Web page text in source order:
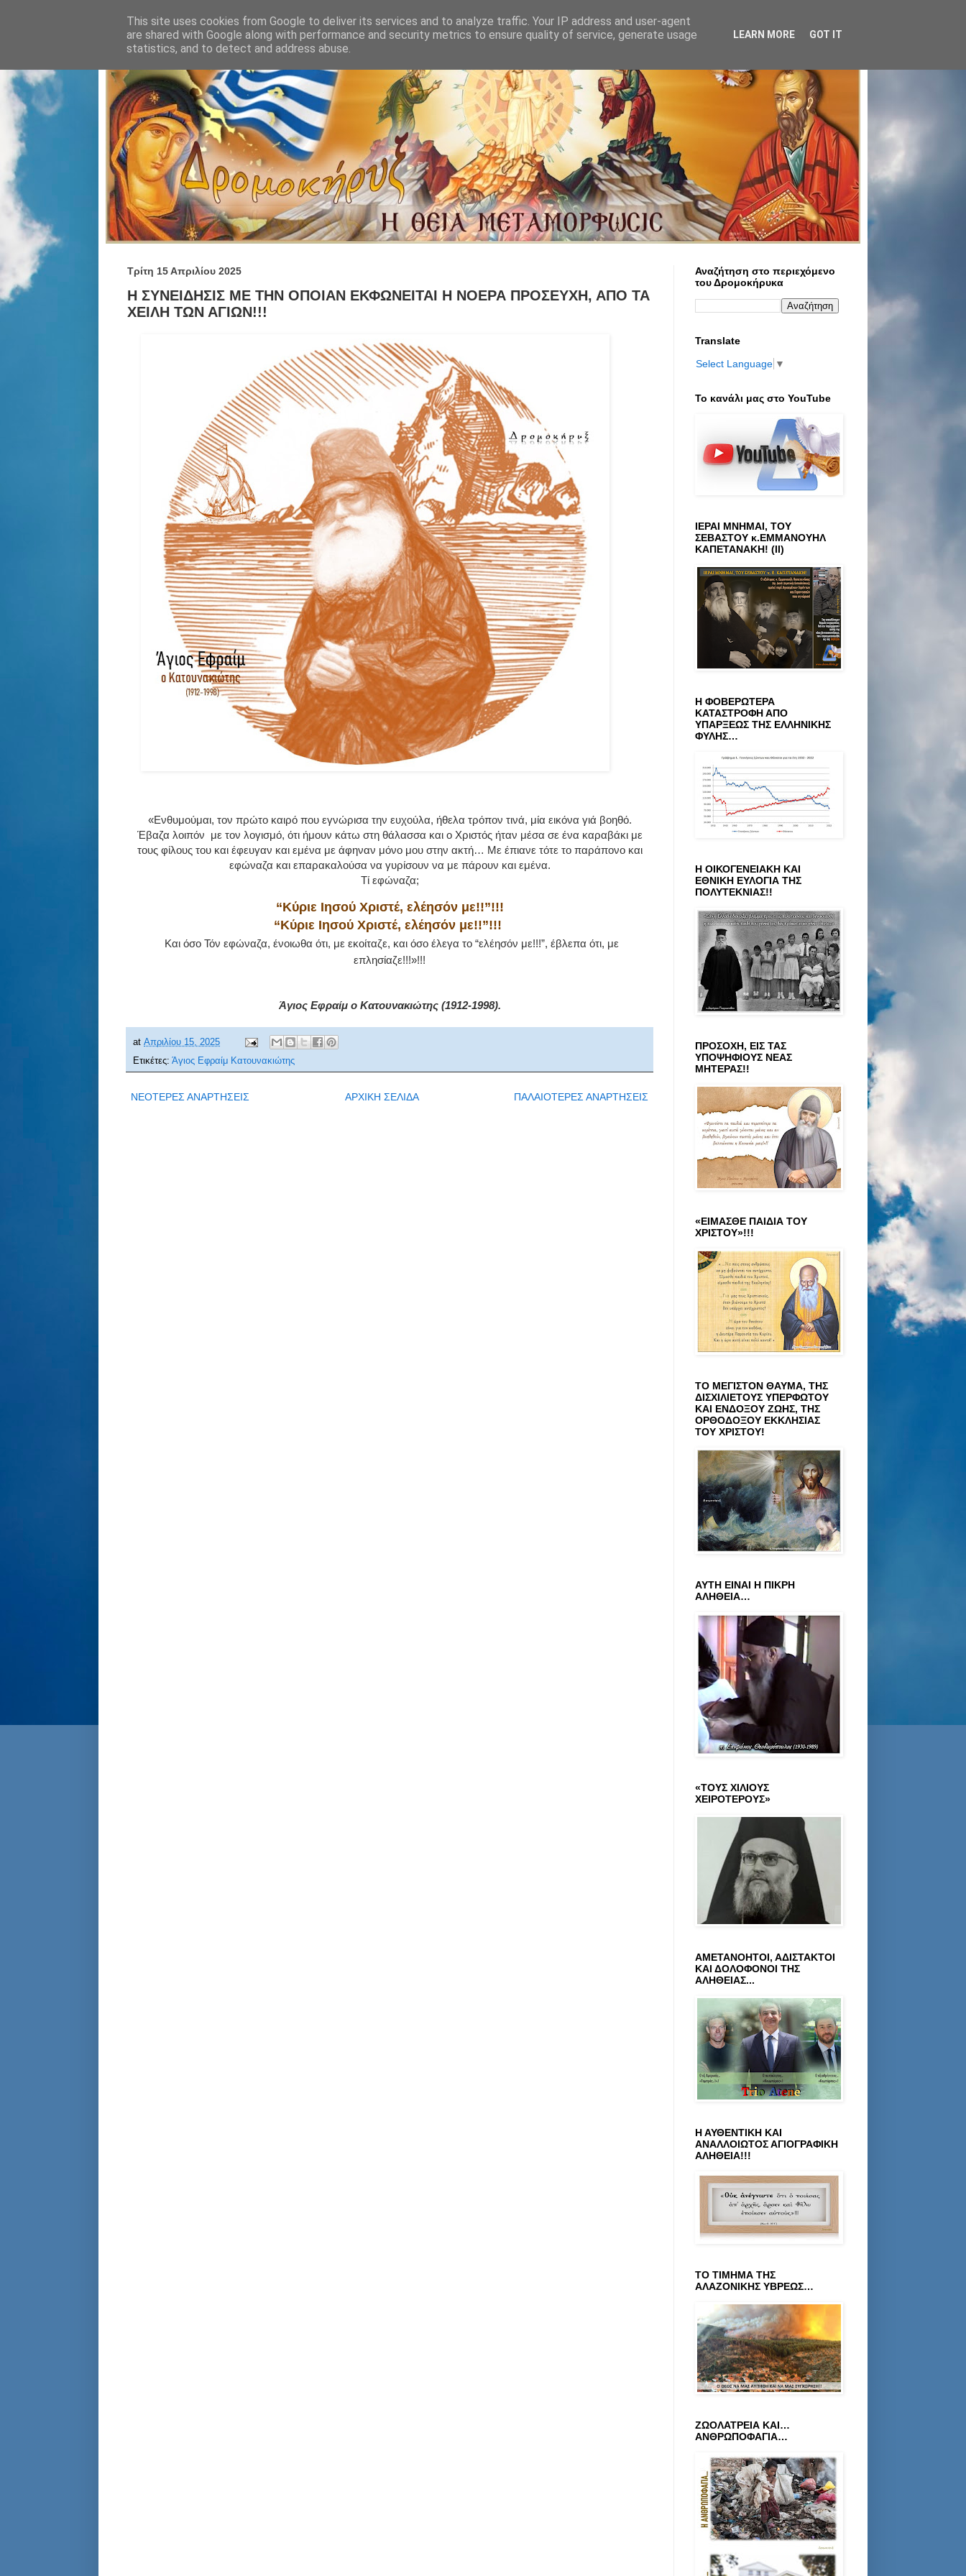
Τρίτη 15 Απριλίου 2025
Η ΣΥΝΕΙΔΗΣΙΣ ΜΕ ΤΗΝ ΟΠΟΙΑΝ ΕΚΦΩΝΕΙΤΑΙ Η ΝΟΕΡΑ ΠΡΟΣΕΥΧΗ, ΑΠΟ ΤΑ
ΧΕΙΛΗ ΤΩΝ ΑΓΙΩΝ!!!
«Ενθυμούμαι, τον πρώτο καιρό που εγνώρισα την ευχούλα, ήθελα τρόπον τινά, μία εικόνα γιά βοηθό.
Έβαζα λοιπόν με τον λογισμό, ότι ήμουν κάτω στη θάλασσα και ο Χριστός ήταν μέσα σε ένα καραβάκι με
τους φίλους του και έφευγαν και εμένα με άφηναν μόνο μου στην ακτή… Με έπιανε τότε το παράπονο και
εφώναζα και επαρακαλούσα να γυρίσουν να με πάρουν και εμένα.
Τί εφώναζα;
“Κύριε Ιησού Χριστέ, ελέησόν με!!”!!!
“Κύριε Ιησού Χριστέ, ελέησόν με!!”!!!
Και όσο Τόν εφώναζα, ένοιωθα ότι, με εκοίταζε, και όσο έλεγα το “ελέησόν με!!!”, έβλεπα ότι, με
επλησίαζε!!!»!!!
Άγιος Εφραίμ ο Κατουνακιώτης (1912-1998).
at Απριλίου 15, 2025
Ετικέτες: Άγιος Εφραίμ Κατουνακιώτης
ΝΕΟΤΕΡΕΣ ΑΝΑΡΤΗΣΕΙΣ ΠΑΛΑΙΟΤΕΡΕΣ ΑΝΑΡΤΗΣΕΙΣ
ΑΡΧΙΚΗ ΣΕΛΙΔΑ
Αναζήτηση στο περιεχόμενο
του Δρομοκήρυκα
Translate
Select Language ▼
Το κανάλι μας στο ΥοuTube
ΙΕΡΑΙ ΜΝΗΜΑΙ, ΤΟΥ
ΣΕΒΑΣΤΟΥ κ.ΕΜΜΑΝΟΥΗΛ
ΚΑΠΕΤΑΝΑΚΗ! (ΙΙ)
Η ΦΟΒΕΡΩΤΕΡΑ
ΚΑΤΑΣΤΡΟΦΗ ΑΠΟ
ΥΠΑΡΞΕΩΣ ΤΗΣ ΕΛΛΗΝΙΚΗΣ
ΦΥΛΗΣ…
Η ΟΙΚΟΓΕΝΕΙΑΚΗ ΚΑΙ
ΕΘΝΙΚΗ ΕΥΛΟΓΙΑ ΤΗΣ
ΠΟΛΥΤΕΚΝΙΑΣ!!
ΠΡΟΣΟΧΗ, ΕΙΣ ΤΑΣ
ΥΠΟΨΗΦΙΟΥΣ ΝΕΑΣ
ΜΗΤΕΡΑΣ!!
«ΕΙΜΑΣΘΕ ΠΑΙΔΙΑ ΤΟΥ
ΧΡΙΣΤΟΥ»!!!
ΤΟ ΜΕΓΙΣΤΟΝ ΘΑΥΜΑ, ΤΗΣ
ΔΙΣΧΙΛΙΕΤΟΥΣ ΥΠΕΡΦΩΤΟΥ
ΚΑΙ ΕΝΔΟΞΟΥ ΖΩΗΣ, ΤΗΣ
ΟΡΘΟΔΟΞΟΥ ΕΚΚΛΗΣΙΑΣ
ΤΟΥ ΧΡΙΣΤΟΥ!
ΑΥΤΗ ΕΙΝΑΙ Η ΠΙΚΡΗ
ΑΛΗΘΕΙΑ…
«ΤΟΥΣ ΧΙΛΙΟΥΣ
ΧΕΙΡΟΤΕΡΟΥΣ»
ΑΜΕΤΑΝΟΗΤΟΙ, ΑΔΙΣΤΑΚΤΟΙ
ΚΑΙ ΔΟΛΟΦΟΝΟΙ ΤΗΣ
ΑΛΗΘΕΙΑΣ...
Η ΑΥΘΕΝΤΙΚΗ ΚΑΙ
ΑΝΑΛΛΟΙΩΤΟΣ ΑΓΙΟΓΡΑΦΙΚΗ
ΑΛΗΘΕΙΑ!!!
ΤΟ ΤΙΜΗΜΑ ΤΗΣ
ΑΛΑΖΟΝΙΚΗΣ ΥΒΡΕΩΣ…
ΖΩΟΛΑΤΡΕΙΑ ΚΑΙ…
ΑΝΘΡΩΠΟΦΑΓΙΑ…
This site uses cookies from Google to deliver its services and to analyze traffic. Your IP address and user-agent
are shared with Google along with performance and security metrics to ensure quality of service, generate usage
statistics, and to detect and address abuse.
LEARN MORE GOT IT